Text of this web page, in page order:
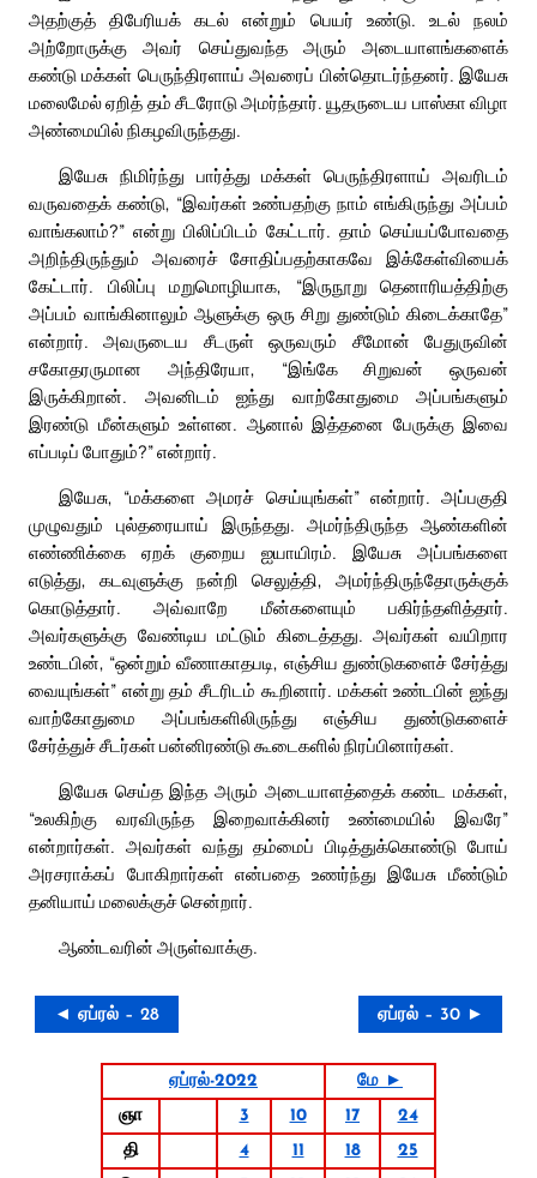
அதற்குத் திபேரியக் கடல் என்றும் பெயர் உண்டு. உடல் நலம்
அற்றோருக்கு அவர் செய்துவந்த அரும் அடையாளங்களைக்
கண்டு மக்கள் பெருந்திரளாய் அவரைப் பின்தொடர்ந்தனர். இயேசு
மலைமேல் ஏறித் தம் சீடரோடு அமர்ந்தார். யூதருடைய பாஸ்கா விழா
அண்மையில் நிகழவிருந்தது.
இயேசு நிமிர்ந்து பார்த்து மக்கள் பெருந்திரளாய் அவரிடம்
வருவதைக் கண்டு, “இவர்கள் உண்பதற்கு நாம் எங்கிருந்து அப்பம்
வாங்கலாம்?” என்று பிலிப்பிடம் கேட்டார். தாம் செய்யப்போவதை
அறிந்திருந்தும் அவரைச் சோதிப்பதற்காகவே இக்கேள்வியைக்
கேட்டார். பிலிப்பு மறுமொழியாக, “இருநூறு தெனாரியத்திற்கு
அப்பம் வாங்கினாலும் ஆளுக்கு ஒரு சிறு துண்டும் கிடைக்காதே”
என்றார். அவருடைய சீடருள் ஒருவரும் சீமோன் பேதுருவின்
சகோதரருமான அந்திரேயா, “இங்கே சிறுவன் ஒருவன்
இருக்கிறான். அவனிடம் ஐந்து வாற்கோதுமை அப்பங்களும்
இரண்டு மீன்களும் உள்ளன. ஆனால் இத்தனை பேருக்கு இவை
எப்படிப் போதும்?” என்றார்.
இயேசு, “மக்களை அமரச் செய்யுங்கள்” என்றார். அப்பகுதி
முழுவதும் புல்தரையாய் இருந்தது. அமர்ந்திருந்த ஆண்களின்
எண்ணிக்கை ஏறக் குறைய ஐயாயிரம். இயேசு அப்பங்களை
எடுத்து, கடவுளுக்கு நன்றி செலுத்தி, அமர்ந்திருந்தோருக்குக்
கொடுத்தார். அவ்வாறே மீன்களையும் பகிர்ந்தளித்தார்.
அவர்களுக்கு வேண்டிய மட்டும் கிடைத்தது. அவர்கள் வயிறார
உண்டபின், “ஒன்றும் வீணாகாதபடி, எஞ்சிய துண்டுகளைச் சேர்த்து
வையுங்கள்” என்று தம் சீடரிடம் கூறினார். மக்கள் உண்டபின் ஐந்து
வாற்கோதுமை அப்பங்களிலிருந்து எஞ்சிய துண்டுகளைச்
சேர்த்துச் சீடர்கள் பன்னிரண்டு கூடைகளில் நிரப்பினார்கள்.
இயேசு செய்த இந்த அரும் அடையாளத்தைக் கண்ட மக்கள்,
“உலகிற்கு வரவிருந்த இறைவாக்கினர் உண்மையில் இவரே”
என்றார்கள். அவர்கள் வந்து தம்மைப் பிடித்துக்கொண்டு போய்
அரசராக்கப் போகிறார்கள் என்பதை உணர்ந்து இயேசு மீண்டும்
தனியாய் மலைக்குச் சென்றார்.
ஆண்டவரின் அருள்வாக்கு.
◄ ஏப்ரல் – 28 ஏப்ரல் – 30 ►
ஏப்ரல்-2022
மே ►
ஞா
3 10 17
24
தி
4 11 18
25